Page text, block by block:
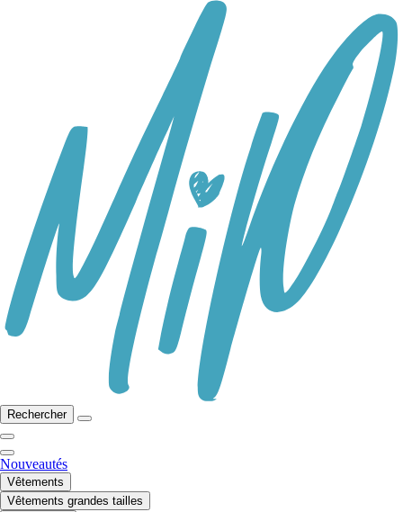
Rechercher
Nouveautés
Vêtements
Vêtements grandes tailles